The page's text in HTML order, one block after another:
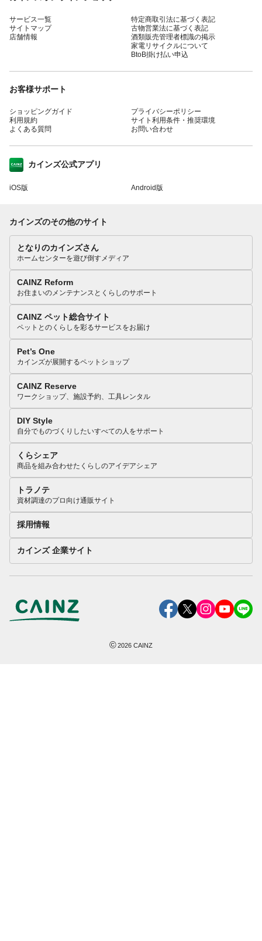
サービス一覧
サイトマップ
店舗情報
特定商取引法に基づく表記
古物営業法に基づく表記
酒類販売管理者標識の掲示
家電リサイクルについて
BtoB掛け払い申込
お客様サポート
ショッピングガイド
利用規約
よくある質問
プライバシーポリシー
サイト利用条件・推奨環境
お問い合わせ
カインズ公式アプリ
iOS版 Android版
カインズのその他のサイト
となりのカインズさん
ホームセンターを遊び倒すメディア
CAINZ Reform
お住まいのメンテナンスとくらしのサポート
CAINZ ペット総合サイト
ペットとのくらしを彩るサービスをお届け
Pet’s One
カインズが展開するペットショップ
CAINZ Reserve
ワークショップ、施設予約、工具レンタル
DIY Style
自分でものづくりしたいすべての人をサポート
くらシェア
商品を組み合わせたくらしのアイデアシェア
トラノテ
資材調達のプロ向け通販サイト
採用情報
カインズ 企業サイト
©2026 CAINZ